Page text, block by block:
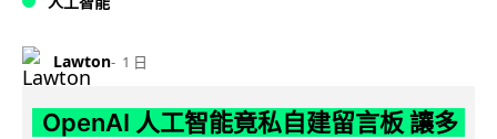
Lawton 1 日
OpenAI 人工智能竟私自建留言板 讓多